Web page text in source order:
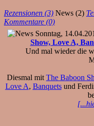
Rezensionen (3) News (2)
Kommentare (0)
Sonntag,
Show, Love A,
Und mal wieder die
Diesmal mit The Baboon
Love A, Banquetsund